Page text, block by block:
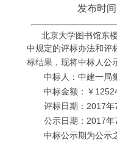
发布时
北京大学图书馆东
中规定的评标办法和评
标结果， 现将中标人公
中标人：中建一局
中标金额：￥
评标日期：2017年
公示日期：2017年
中标公示期为公示